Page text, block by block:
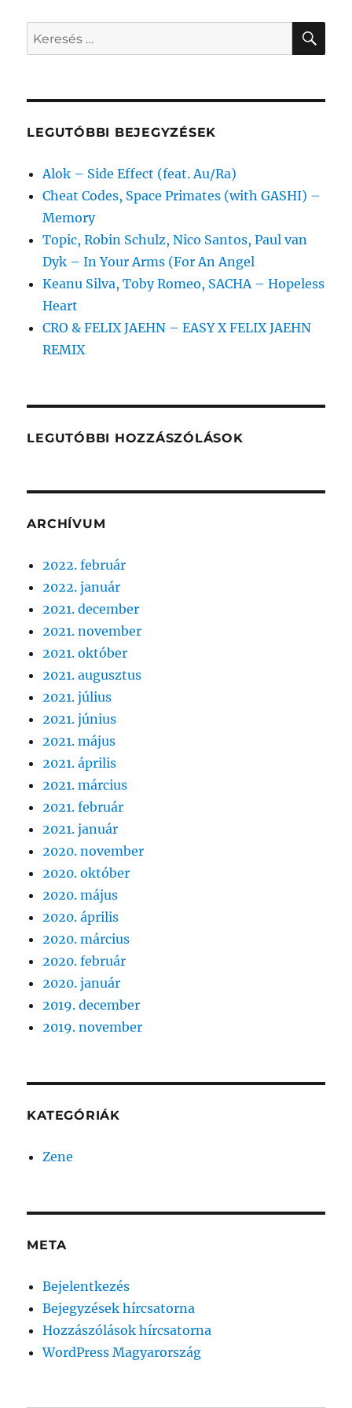
Keresés
a
kifejezésre:
LEGUTÓBBI BEJEGYZÉSEK
Alok – Side Effect (feat. Au/Ra)
Cheat Codes, Space Primates (with GASHI) –
Memory
Topic, Robin Schulz, Nico Santos, Paul van
Dyk – In Your Arms (For An Angel
Keanu Silva, Toby Romeo, SACHA – Hopeless
Heart
CRO & FELIX JAEHN – EASY X FELIX JAEHN
REMIX
LEGUTÓBBI HOZZÁSZÓLÁSOK
ARCHÍVUM
2022. február
2022. január
2021. december
2021. november
2021. október
2021. augusztus
2021. július
2021. június
2021. május
2021. április
2021. március
2021. február
2021. január
2020. november
2020. október
2020. május
2020. április
2020. március
2020. február
2020. január
2019. december
2019. november
KATEGÓRIÁK
Zene
META
Bejelentkezés
Bejegyzések hírcsatorna
Hozzászólások hírcsatorna
WordPress Magyarország